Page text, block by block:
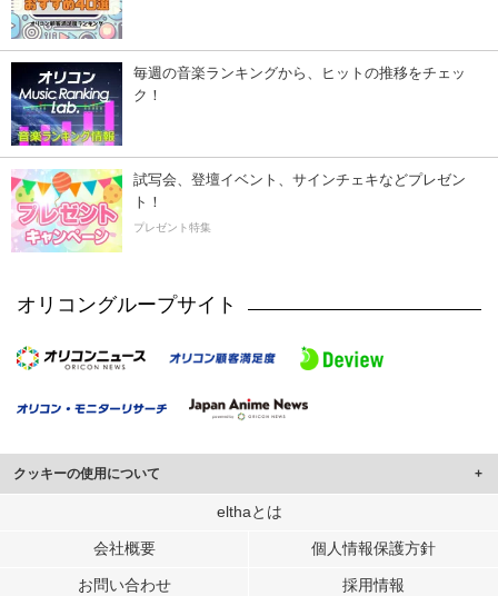
毎週の音楽ランキングから、ヒットの推移をチェッ
ク！
試写会、登壇イベント、サインチェキなどプレゼン
ト！
プレゼント特集
オリコングループサイト
クッキーの使用について
このサイトでは Cookie を使用して、ユーザーに合わせたコンテンツや広告の
行っています。
メディアや広告配信、データ解析の各パートナーに提供しています。
elthaとは
会社概要 個人情報保護方針
お問い合わせ 採用情報